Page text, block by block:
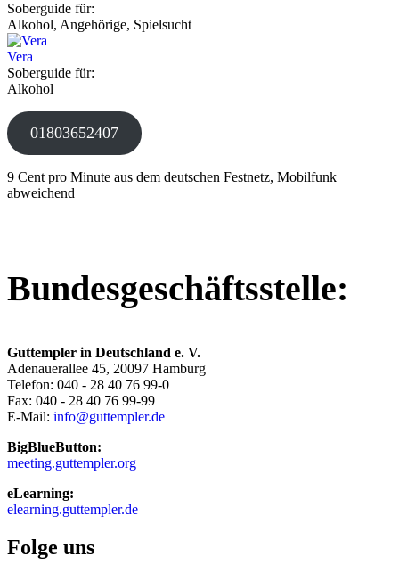
Soberguide für:
Alkohol, Angehörige, Spielsucht
Vera
Soberguide für:
Alkohol
01803652407
9 Cent pro Minute aus dem deutschen Festnetz, Mobilfunk
abweichend
Bundesgeschäftsstelle:
Guttempler in Deutschland e. V.
Adenauerallee 45, 20097 Hamburg
Telefon: 040 - 28 40 76 99-0
Fax: 040 - 28 40 76 99-99
E-Mail: info@guttempler.de
BigBlueButton:
meeting.guttempler.org
eLearning:
elearning.guttempler.de
Folge uns